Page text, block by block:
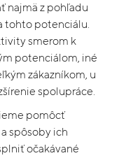
najmä z pohľadu
tohto potenciálu.
smerom k
potenciálom, iné
zákazníkom, u
spolupráce.
pomôcť
spôsoby ich
očakávané